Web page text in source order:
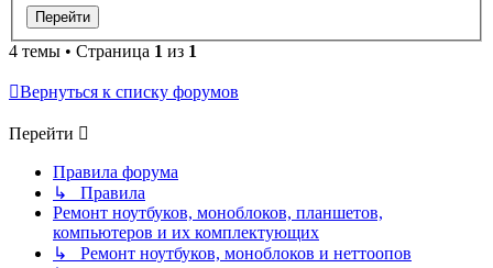
4 темы • Страница 1 из 1
Вернуться к списку форумов
Перейти
Правила форума
↳ Правила
Ремонт ноутбуков, моноблоков, планшетов,
компьютеров и их комплектующих
↳ Ремонт ноутбуков, моноблоков и неттоопов